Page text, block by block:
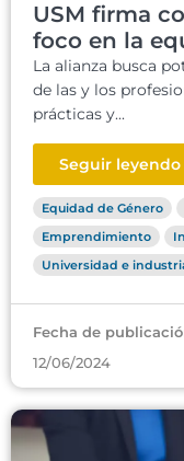
USM firma
foco en la
La alianza busca
de las y los
prácticas y...
Seguir leyendo
Equidad de Género
Emprendimiento
Universidad e
Fecha de
12/06/2024